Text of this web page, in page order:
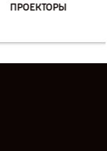
ПРОЕКТОРЫ